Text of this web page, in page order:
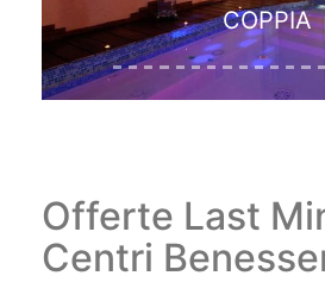
COPPIA
Offerte Last
Centri